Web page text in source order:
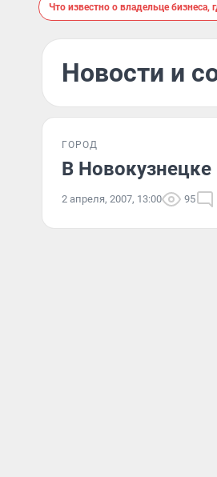
Что известно о владельце бизнеса,
Новости и
ГОРОД
В Новокузнецке
2 апреля, 2007, 13:00 95